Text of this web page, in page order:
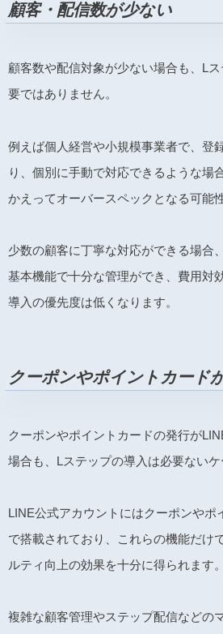
顧客・配信数が少ない
顧客数や配信対象が少ない場合も、L
要ではありません。
例えば個人経営や小規模事業者で、登
り、個別に手動で対応できるような場
かえってオーバースペックとなる可能
少数の顧客に丁寧な対応ができる場合
基本機能で十分な管理ができ、費用対
導入の優先度は低くなります。
クーポンやポイントカード
クーポンやポイントカードの発行が
場合も、Lステップの導入は必要ないケ
LINE公式アカウントにはクーポンやポ
で搭載されており、これらの機能だけ
ルティ向上の効果を十分に得られます。
複雑な顧客管理やステップ配信などの